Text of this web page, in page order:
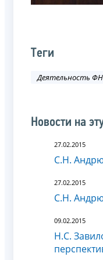
Теги
Деятельность
Новости на
27.02.2015
С.Н.
27.02.2015
С.Н.
09.02.2015
Н.С.